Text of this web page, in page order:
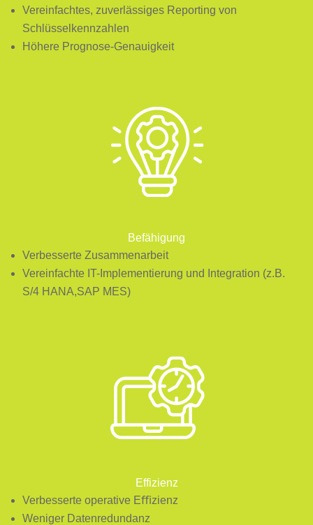
Vereinfachtes, zuverlässiges Reporting von
Schlüsselkennzahlen
Höhere Prognose-Genauigkeit
Befähigung
Verbesserte Zusammenarbeit
Vereinfachte IT-Implementierung und Integration (z.B.
S/4 HANA,SAP MES)
Effizienz
Verbesserte operative Eﬃzienz
Weniger Datenredundanz